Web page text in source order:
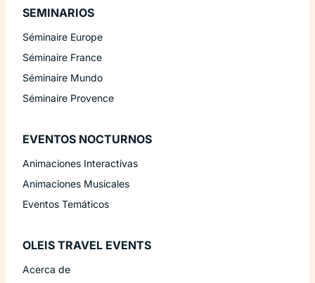
SEMINARIOS
Séminaire Europe
Séminaire France
Séminaire Mundo
Séminaire Provence
EVENTOS NOCTURNOS
Animaciones Interactivas
Animaciones Musicales
Eventos Temáticos
OLEIS TRAVEL EVENTS
Acerca de